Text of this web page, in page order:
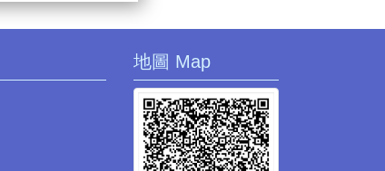
地圖 Map